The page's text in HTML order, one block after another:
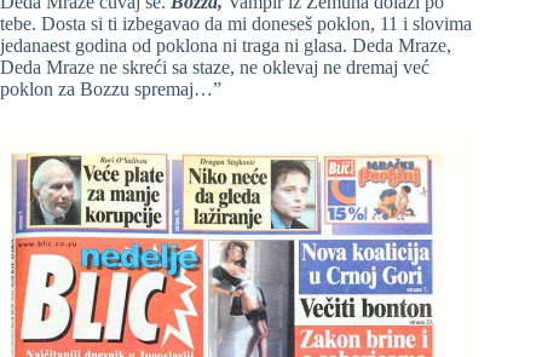
tebe. Dosta si ti izbegavao da mi doneseš poklon, 11 i slovima
jedanaest godina od poklona ni traga ni glasa. Deda Mraze,
Deda Mraze ne skreći sa staze, ne oklevaj ne dremaj već
poklon za Bozzu spremaj…”